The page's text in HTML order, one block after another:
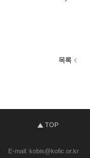
목록
TOP
E-mail: kobis@kofic.or.kr